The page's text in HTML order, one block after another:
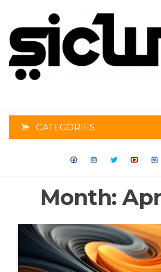
the
content
CATEGORIES
Month: